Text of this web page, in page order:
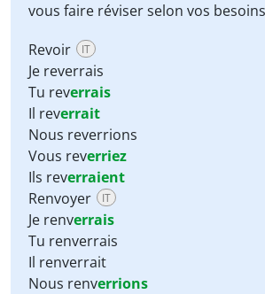
vous faire réviser selon vos
Revoir IT
Je reverrais
Tu reverrais
Il reverrait
Nous reverrions
Vous reverriez
Ils reverraient
Renvoyer
IT
Je renverrais
Tu renverrais
Il renverrait
Nous renverrions